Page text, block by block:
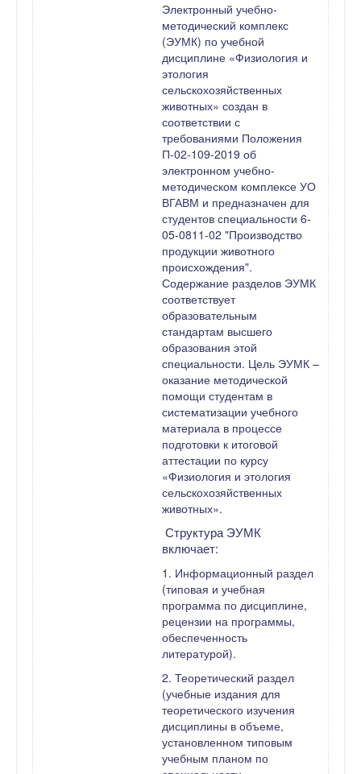
Электронный учебно-
методический комплекс
(ЭУМК) по учебной
дисциплине «Физиология и
этология
сельскохозяйственных
животных» создан в
соответствии с
требованиями Положения
П-02-109-2019 об
электронном учебно-
методическом комплексе УО
ВГАВМ и предназначен для
студентов специальности 6-
05-0811-02 "Производство
продукции животного
происхождения".
Содержание разделов ЭУМК
соответствует
образовательным
стандартам высшего
образования этой
специальности. Цель ЭУМК –
оказание методической
помощи студентам в
систематизации учебного
материала в процессе
подготовки к итоговой
аттестации по курсу
«Физиология и этология
сельскохозяйственных
животных».
Структура ЭУМК
включает:
1. Информационный раздел
(типовая и учебная
программа по дисциплине,
рецензии на программы,
обеспеченность
литературой).
2. Теоретический раздел
(учебные издания для
теоретического изучения
дисциплины в объеме,
установленном типовым
учебным планом по